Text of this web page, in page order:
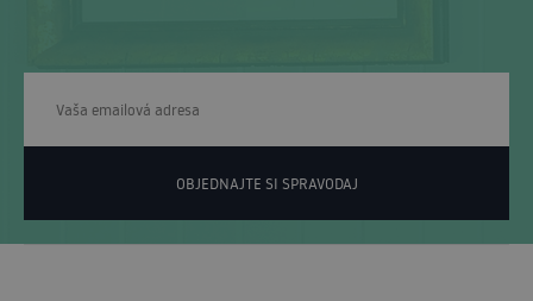
OBJEDNAJTE SI SPRAVODAJ